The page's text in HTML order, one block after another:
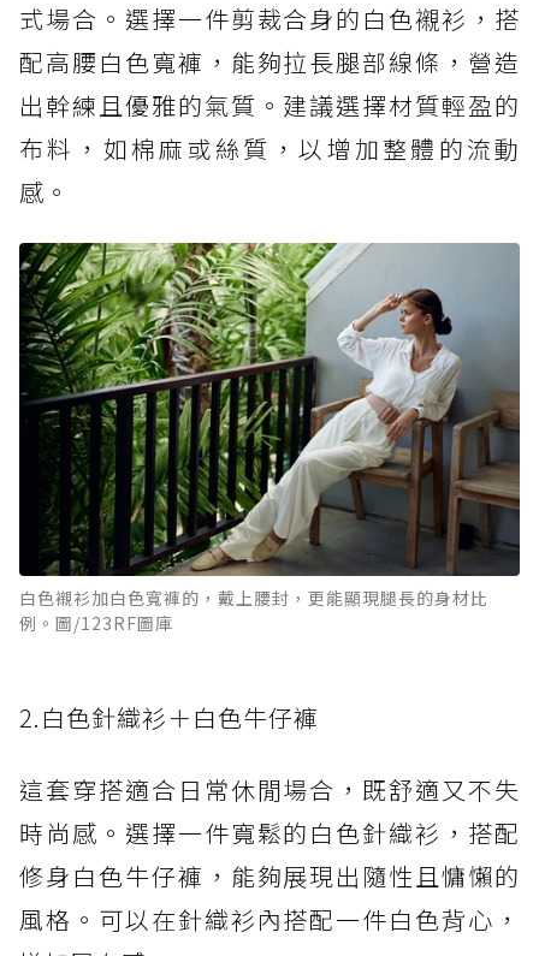
式場合。選擇一件剪裁合身的白色襯衫，搭
配高腰白色寬褲，能夠拉長腿部線條，營造
出幹練且優雅的氣質。建議選擇材質輕盈的
布料，如棉麻或絲質，以增加整體的流動
感。
白色襯衫加白色寬褲的，戴上腰封，更能顯現腿長的身材比
例。圖/123RF圖庫
2.白色針織衫＋白色牛仔褲
這套穿搭適合日常休閒場合，既舒適又不失
時尚感。選擇一件寬鬆的白色針織衫，搭配
修身白色牛仔褲，能夠展現出隨性且慵懶的
風格。可以在針織衫內搭配一件白色背心，